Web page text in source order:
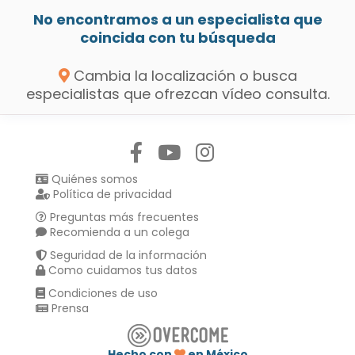
No encontramos a un especialista que
coincida con tu búsqueda
Cambia la localización o busca
especialistas que ofrezcan vídeo consulta.
Quiénes somos
Política de privacidad
Preguntas más frecuentes
Recomienda a un colega
Seguridad de la información
Como cuidamos tus datos
Condiciones de uso
Prensa